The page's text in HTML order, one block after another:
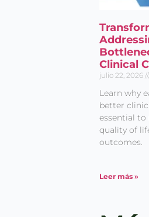
Clinical
julio 22, 2026
Learn why
better
essential to
quality of
outcomes.
Leer más »